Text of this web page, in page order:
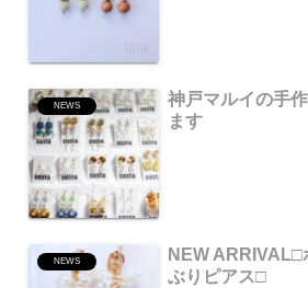
NEWS
神戸マルイの手
ます
NEWS
NEW
ぶりピアス□